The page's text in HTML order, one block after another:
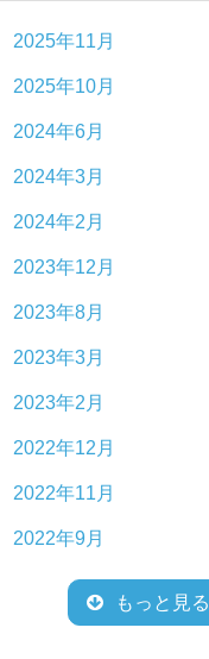
2025年11月
2025年10月
2024年6月
2024年3月
2024年2月
2023年12月
2023年8月
2023年3月
2023年2月
2022年12月
2022年11月
2022年9月
もっと見る